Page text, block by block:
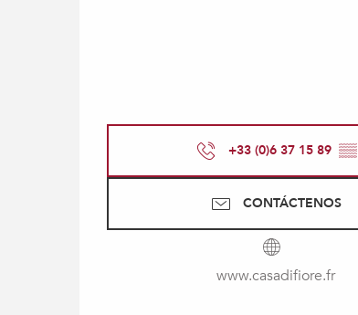
+33 (0)6 37 15 89 ▒▒
CONTÁCTENOS
www.casadifiore.fr